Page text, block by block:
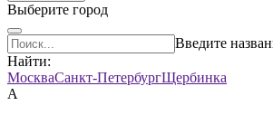
Выберите город
Введите
Найти:
МоскваСанкт-ПетербургЩербинка
А